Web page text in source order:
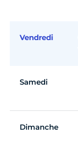
Vendredi
Samedi
Dimanche